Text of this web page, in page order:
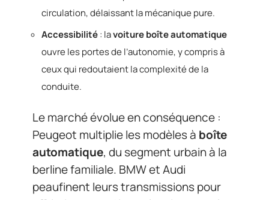
circulation, délaissant la mécanique pure.
Accessibilité: lavoiture boîte automatique
ouvre les portes de l’autonomie, y compris à
ceux qui redoutaient la complexité de la
conduite.
Le marché évolue en conséquence :
Peugeot multiplie les modèles à boîte
automatique, du segment urbain à la
berline familiale. BMW et Audi
peaufinent leurs transmissions pour